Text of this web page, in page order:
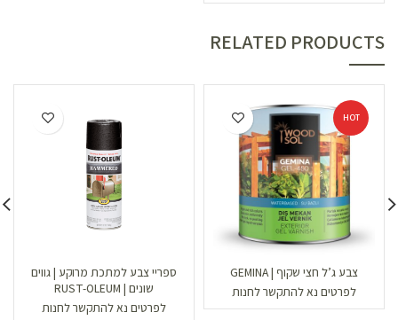
RELATED PRODUCTS
HOT
צבע ג’ל חצי שקוף | GEMINA
לפרטים נא להתקשר לחנות
ספריי צבע למתכת מרוקע | גווים
שונים | RUST-OLEUM
לפרטים נא להתקשר לחנות